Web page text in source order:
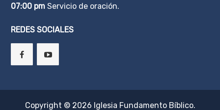
07:00 pm Servicio de oración.
REDES SOCIALES
Copyright © 2026 Iglesia Fundamento Bíblico.